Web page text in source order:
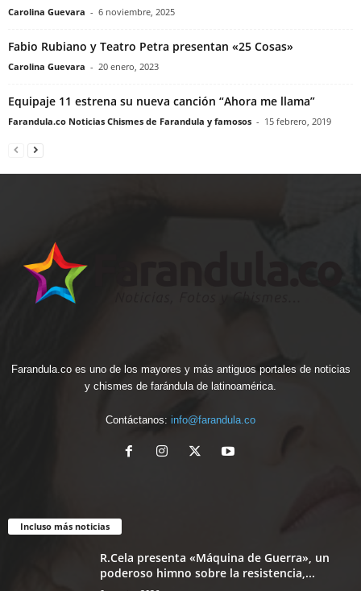
Carolina Guevara - 6 noviembre, 2025
Fabio Rubiano y Teatro Petra presentan «25 Cosas»
Carolina Guevara - 20 enero, 2023
Equipaje 11 estrena su nueva canción “Ahora me llama”
Farandula.co Noticias Chismes de Farandula y famosos - 15 febrero, 2019
Farandula.co es uno de los mayores y más antiguos portales de noticias
y chismes de farándula de latinoamérica.
Contáctanos: info@farandula.co
Incluso más noticias
R.Cela presenta «Máquina de Guerra», un
poderoso himno sobre la resistencia,...